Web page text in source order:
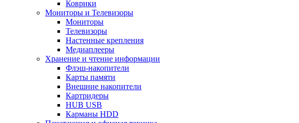
Коврики
Мониторы и Телевизоры
Мониторы
Телевизоры
Настенные крепления
Медиаплееры
Хранение и чтение информации
Флэш-накопители
Карты памяти
Внешние накопители
Картридеры
HUB USB
Карманы HDD